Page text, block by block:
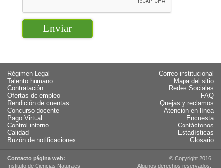
Régimen Legal
Talento humano
Contratación
Ofertas de empleo
Rendición de cuentas
Concurso docente
Pago Virtual
Control interno
Calidad
Buzón de notificaciones
Correo institucional
Mapa del sitio
Redes Sociales
FAQ
Quejas y reclamos
Atención en línea
Encuesta
Contáctenos
Estadísticas
Glosario
Contacto página web:
Instituto de Ciencias Naturales
© Copyright 2016
Algunos derechos reservados.